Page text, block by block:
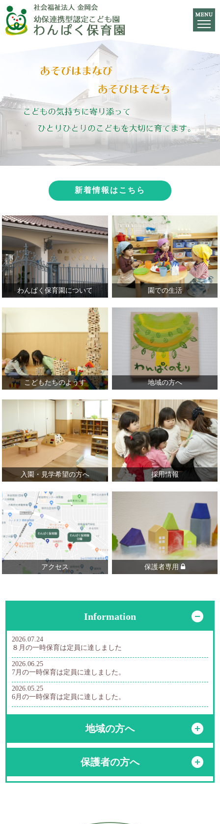
新着情報はこちら
わんぱく保育園について 園での生活
こどもたちのようす 地域の方へ
入園・見学希望の方へ 採用情報
アクセス 保護者専用
Information 開
2026.07.24
８月の一時保育は定員に達しました
2026.06.25
7月の一時保育は定員に達しました。
2026.05.25
6月の一時保育は定員に達しました。
2026.04.27
R8年４月の一時保育の受け入れは、４月１６日より行います。
地域の方へ 開
保護者の方へ 開